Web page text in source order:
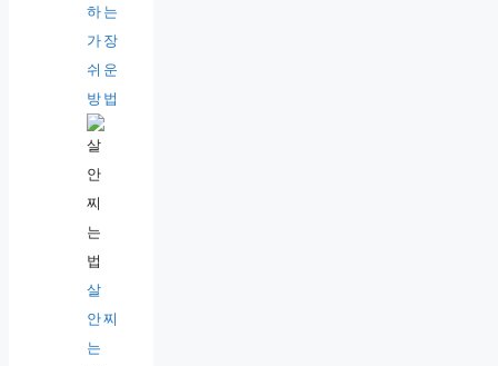
하는
가장
쉬운
방법
살
안찌
는